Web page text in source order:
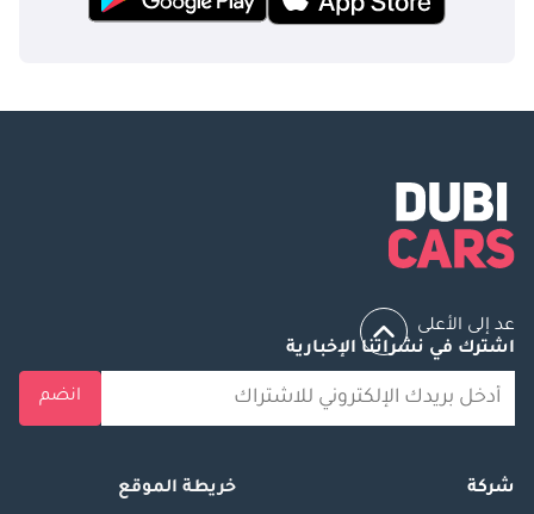
عد إلى الأعلى
اشترك في نشراتنا الإخبارية
انضم
شركة
خريطة الموقع